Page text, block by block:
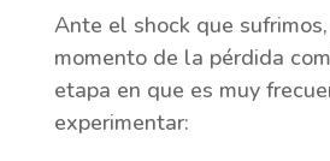
Ante el shock que
momento de la pérdida
etapa en que es muy
experimentar: